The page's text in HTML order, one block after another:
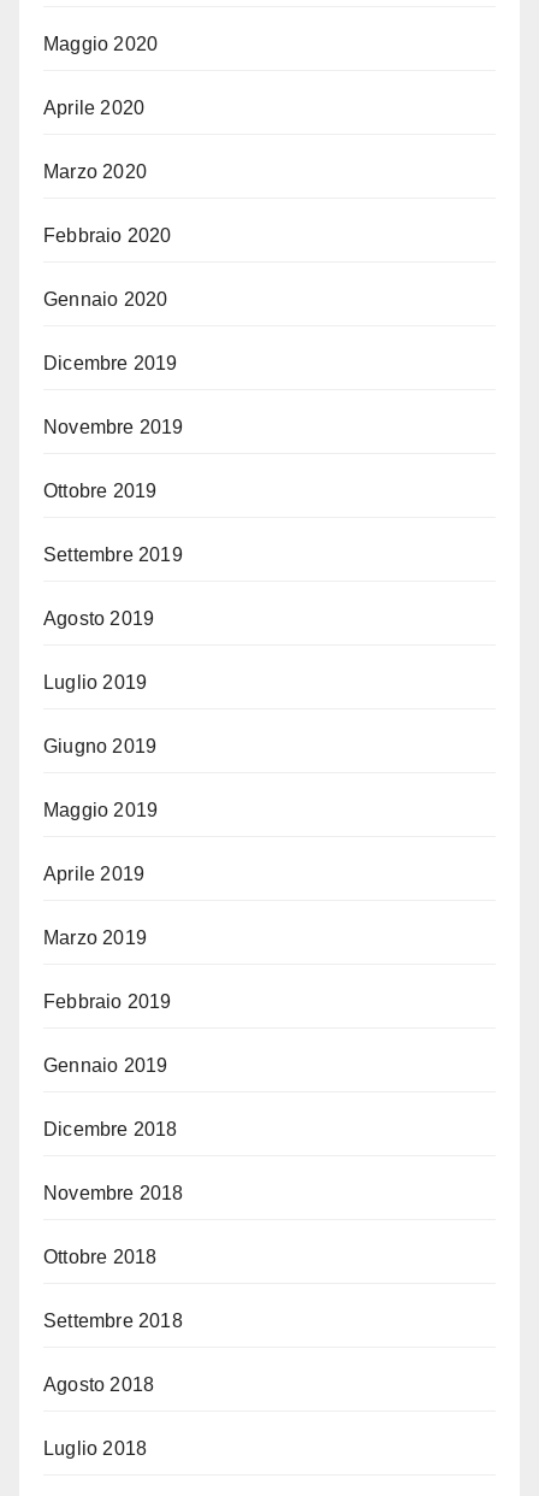
Maggio 2020
Aprile 2020
Marzo 2020
Febbraio 2020
Gennaio 2020
Dicembre 2019
Novembre 2019
Ottobre 2019
Settembre 2019
Agosto 2019
Luglio 2019
Giugno 2019
Maggio 2019
Aprile 2019
Marzo 2019
Febbraio 2019
Gennaio 2019
Dicembre 2018
Novembre 2018
Ottobre 2018
Settembre 2018
Agosto 2018
Luglio 2018